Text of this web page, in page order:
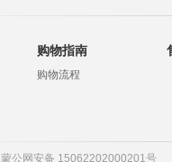
购物指南
购物流程
蒙公网安备 15062202000201号